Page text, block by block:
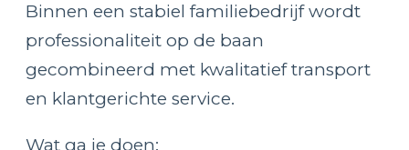
Binnen een stabiel familiebedrijf wordt
professionaliteit op de baan
gecombineerd met kwalitatief transport
en klantgerichte service.
Wat ga je doen: